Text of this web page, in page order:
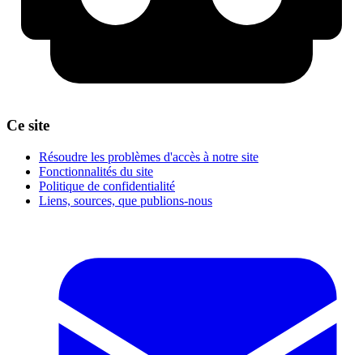
Ce site
Résoudre les problèmes d'accès à notre site
Fonctionnalités du site
Politique de confidentialité
Liens, sources, que publions-nous